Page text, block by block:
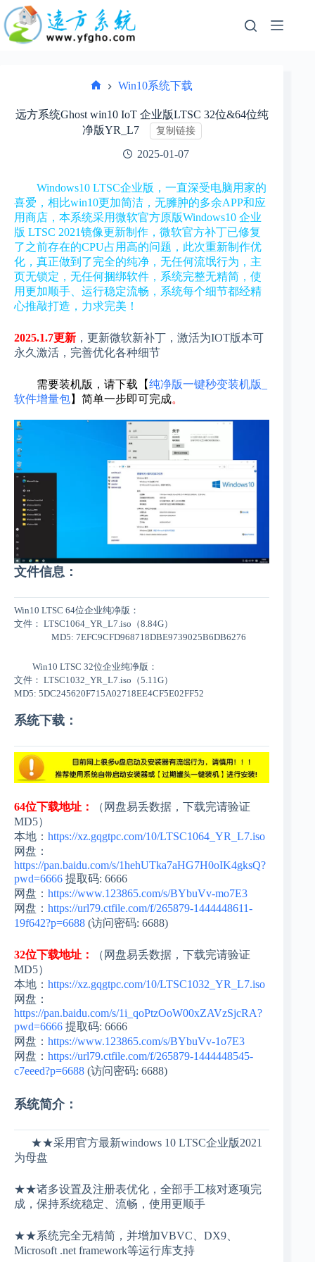
过
内
页
Win10系统下载
远方系统Ghost win10 IoT 企业版LTSC 32位&64位纯
净版YR_L7
复制链接
2025-01-07
Windows10 LTSC企业版，一直深受电脑用家的
喜爱，相比win10更加简洁，无臃肿的多余APP和应
用商店，本系统采用微软官方原版Windows10 企业
版 LTSC 2021镜像更新制作， 微软官方补丁已修复
了之前存在的CPU占用高的问题，此次重新制作优
化，真正做到了完全的纯净， 无任何流氓行为，主
页无锁定，无任何捆绑软件， 系统完整无精简，使
用更加顺手、运行稳定流畅，系统每个细节都经精
心推敲打造，力求完美！
2025.1.7更新 ，更新微软新补丁，激活为IOT版本可
永久激活，完善优化各种细节
需要装机版，请下载【纯净版一键秒变装机版_
软件增量包】简单一步即可完成。
文件信息：
Win10 LTSC 64位企业纯净版：
文件： LTSC1064_YR_L7.iso（8.84G）
MD5: 7EFC9CFD968718DBE9739025B6DB6276
Win10 LTSC 32位企业纯净版：
文件： LTSC1032_YR_L7.iso（5.11G）
MD5: 5DC245620F715A02718EE4CF5E02FF52
系统下载：
64位下载地址：
（网盘易丢数据，下载完请验证
MD5）
本地： https://xz.gqgtpc.com/10/LTSC1064_YR_L7.iso
网盘：
https://pan.baidu.com/s/1hehUTka7aHG7H0oIK4gksQ?
pwd=6666 提取码: 6666
网盘： https://www.123865.com/s/BYbuVv-mo7E3
网盘： https://url79.ctfile.com/f/265879-1444448611-
19f642?p=6688 (访问密码: 6688)
32位下载地址：
（网盘易丢数据，下载完请验证
MD5）
本地： https://xz.gqgtpc.com/10/LTSC1032_YR_L7.iso
网盘：
https://pan.baidu.com/s/1i_qoPtzOoW00xZAVzSjcRA?
pwd=6666 提取码: 6666
网盘： https://www.123865.com/s/BYbuVv-1o7E3
网盘： https://url79.ctfile.com/f/265879-1444448545-
c7eeed?p=6688 (访问密码: 6688)
系统简介：
★★采用官方最新windows 10 LTSC企业版2021
为母盘
★★诸多设置及注册表优化，全部手工核对逐项完
成，保持系统稳定、流畅，使用更顺手
★★系统完全无精简，并增加VBVC、DX9、
Microsoft .net framework等运行库支持